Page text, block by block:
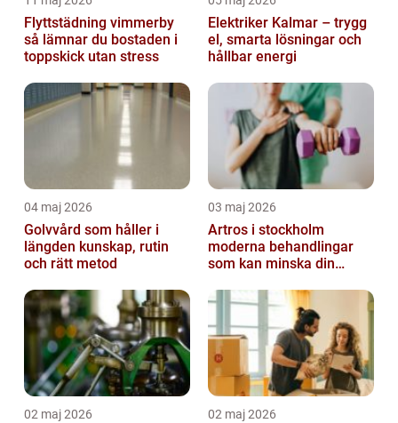
Flyttstädning vimmerby
så lämnar du bostaden i
toppskick utan stress
Elektriker Kalmar – trygg
el, smarta lösningar och
hållbar energi
04 maj 2026
Golvvård som håller i
längden kunskap, rutin
och rätt metod
03 maj 2026
Artros i stockholm
moderna behandlingar
som kan minska din
02 maj 2026 02 maj 2026